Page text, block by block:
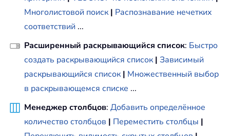
Многолистовой поиск | Распознавание нечетких
соответствий ...
Расширенный раскрывающийся список: Быстро
создать раскрывающийся список | Зависимый
раскрывающийся список | Множественный выбор
в раскрывающемся списке ...
Менеджер столбцов: Добавить определённое
количество столбцов | Переместить столбцы |